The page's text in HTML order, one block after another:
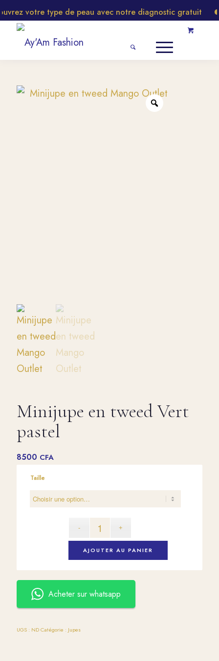
votre type de peau avec notre diagnostic gratuit
Minijupe en tweed Vert
pastel
8500 CFA
Taille
AJOUTER AU PANIER
Acheter sur whatsapp
UGS : ND Catégorie : Jupes